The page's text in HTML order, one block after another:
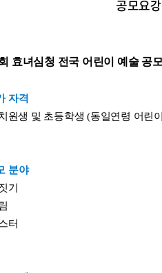
공모요강